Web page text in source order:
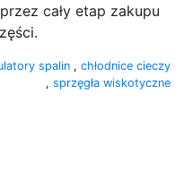
cały etap zakupu
spalin , chłodnice cieczy
, sprzęgła wiskotyczne